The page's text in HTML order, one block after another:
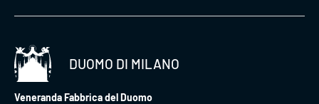
DUOMO DI MILANO
Veneranda Fabbrica del Duomo